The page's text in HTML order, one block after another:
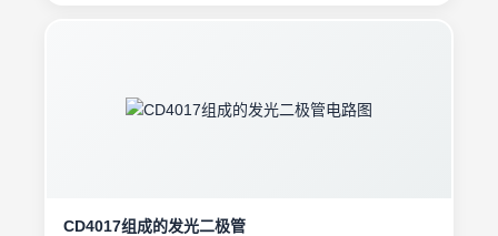
CD4017组成的发光二极管